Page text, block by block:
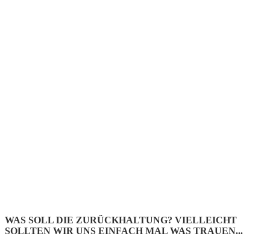
WAS SOLL DIE ZURÜCKHALTUNG? VIELLEICHT
SOLLTEN WIR UNS EINFACH MAL WAS TRAUEN...